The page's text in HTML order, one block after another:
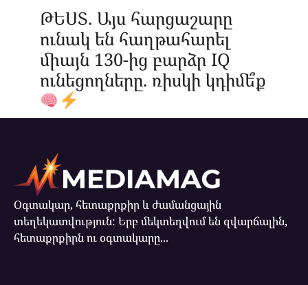
ԹԵՍՏ. Այս հարցաշարը
ունակ են հաղթահարել
միայն 130-ից բարձր IQ
ունեցողները. ռիսկի կդիմե՞ք
Օգտակար, հետաքրքիր և ժամանցային
տեղեկատվություն: Երբ մեկտեղվում են զվարճալին,
հետաքրքիրն ու օգտակարը...